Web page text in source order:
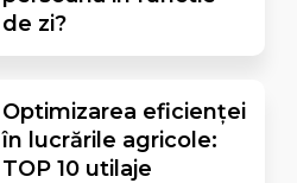
de zi?
Optimizarea eficienței
în lucrările agricole:
TOP 10 utilaje